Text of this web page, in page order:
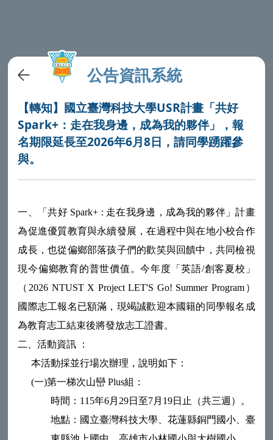
公告資訊系統
【轉知】國立臺灣科技大學USR計畫「共好
Spark+：走在我身邊，成為我的夥伴」，報
名期限延長至2026年6月8日，請同學踴躍參
與。
一、「共好 Spark+ : 走在我身邊，成為我的夥伴」計畫
為促進優質教育與永續發展，在過程中與在地小校合作
成長，也從偏鄉部落孩子們的歡笑與回饋中，共同檢視
現今偏鄉教育的普世價值。今年度「英語/創客夏校」
（2026 NTUST X Project LET'S Go! Summer Program）
國際志工報名已額滿，現竭誠歡迎本國籍的同學報名成
為教育志工結束後將發放志工證書。
二、活動資訊 ：
本活動採並行場次辦理，說明如下：
(一)第一梯次山巒 Plus組：
時間：115年6月29日至7月19日止（共三週）。
地點：國立臺灣科技大學、花蓮縣銅門國小、臺